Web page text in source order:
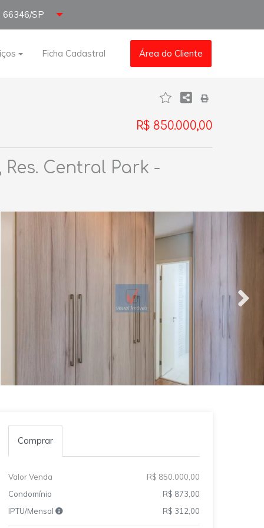
66346/SP
Ficha Cadastral Área do Cliente
R$ 850.000,00
Central Park -
Comprar
Valor Venda
R$ 850.000,00
Condomínio
R$ 873,00
IPTU/Mensal
R$ 312,00